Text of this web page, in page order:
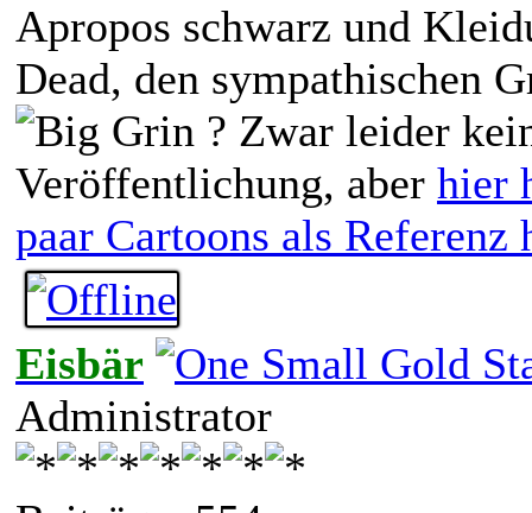
Apropos schwarz und
Dead, den sympathischen
? Zwar leider
Veröffentlichung, aber hier
paar Cartoons als Referenz
Eisbär
Administrator